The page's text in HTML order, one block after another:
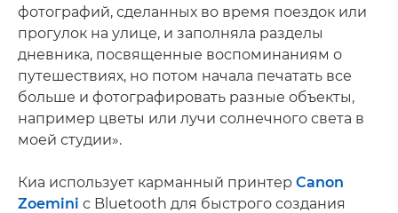
фотографий, сделанных во время поездок или
прогулок на улице, и заполняла разделы
дневника, посвященные воспоминаниям о
путешествиях, но потом начала печатать все
больше и фотографировать разные объекты,
например цветы или лучи солнечного света в
моей студии».
Киа использует карманный принтер Canon
Zoemini с Bluetooth для быстрого создания